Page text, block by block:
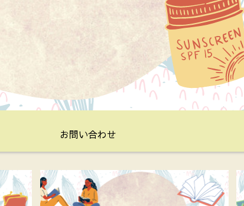
お問い合わせ